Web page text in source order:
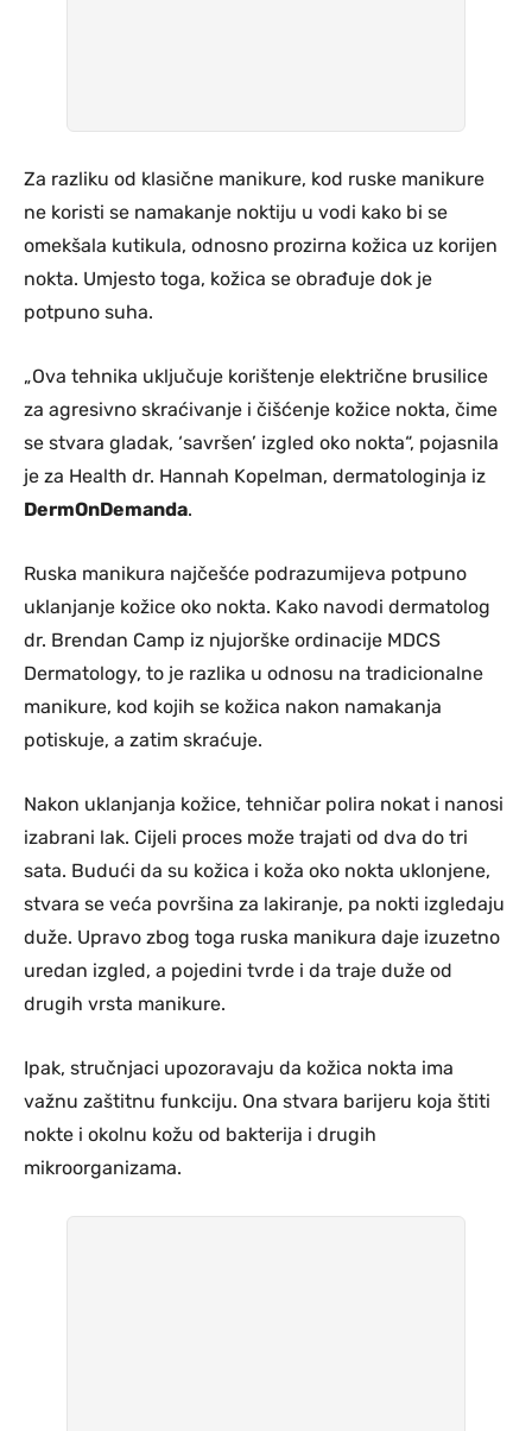
Za razliku od klasične manikure, kod ruske manikure
ne koristi se namakanje noktiju u vodi kako bi se
omekšala kutikula, odnosno prozirna kožica uz korijen
nokta. Umjesto toga, kožica se obrađuje dok je
potpuno suha.
„Ova tehnika uključuje korištenje električne brusilice
za agresivno skraćivanje i čišćenje kožice nokta, čime
se stvara gladak, ‘savršen’ izgled oko nokta“, pojasnila
je za Health dr. Hannah Kopelman, dermatologinja iz
DermOnDemanda.
Ruska manikura najčešće podrazumijeva potpuno
uklanjanje kožice oko nokta. Kako navodi dermatolog
dr. Brendan Camp iz njujorške ordinacije MDCS
Dermatology, to je razlika u odnosu na tradicionalne
manikure, kod kojih se kožica nakon namakanja
potiskuje, a zatim skraćuje.
Nakon uklanjanja kožice, tehničar polira nokat i nanosi
izabrani lak. Cijeli proces može trajati od dva do tri
sata. Budući da su kožica i koža oko nokta uklonjene,
stvara se veća površina za lakiranje, pa nokti izgledaju
duže. Upravo zbog toga ruska manikura daje izuzetno
uredan izgled, a pojedini tvrde i da traje duže od
drugih vrsta manikure.
Ipak, stručnjaci upozoravaju da kožica nokta ima
važnu zaštitnu funkciju. Ona stvara barijeru koja štiti
nokte i okolnu kožu od bakterija i drugih
mikroorganizama.